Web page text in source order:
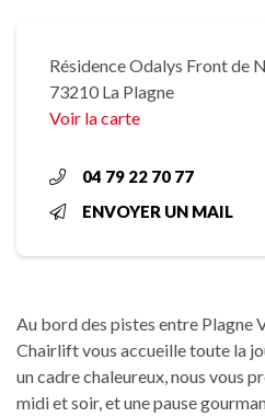
Résidence Odalys Front de
73210 La Plagne
Voir la carte
04 79 22 70 77
ENVOYER UN MAIL
Au bord des pistes entre Plagne
Chairlift vous accueille toute la
un cadre chaleureux, nous vous
midi et soir, et une pause